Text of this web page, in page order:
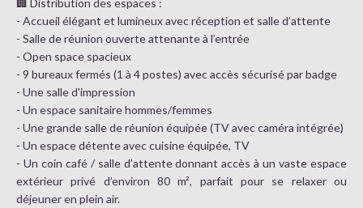
🏢 Distribution des espaces :
- Accueil élégant et lumineux avec réception et salle d’attente
- Salle de réunion ouverte attenante à l’entrée
- Open space spacieux
- 9 bureaux fermés (1 à 4 postes) avec accès sécurisé par badge
- Une salle d'impression
- Un espace sanitaire hommes/femmes
- Une grande salle de réunion équipée (TV avec caméra intégrée)
- Un espace détente avec cuisine équipée, TV
- Un coin café / salle d’attente donnant accès à un vaste espace
extérieur privé d’environ 80 m², parfait pour se relaxer ou
déjeuner en plein air.